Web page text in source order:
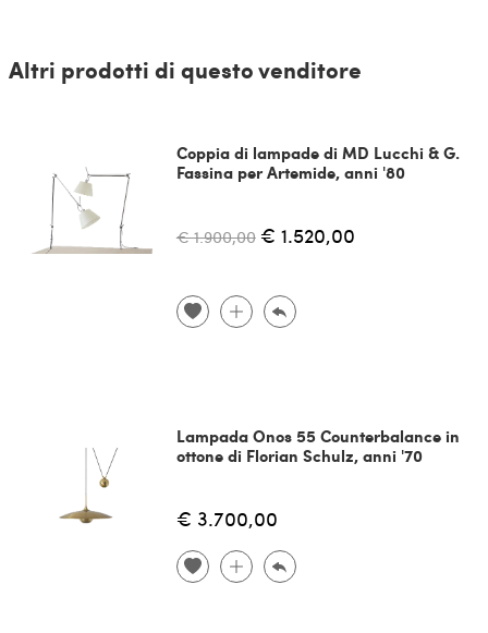
Altri prodotti di questo venditore
Coppia di lampade di MD Lucchi & G.
Fassina per Artemide, anni '80
€ 1.900,00 € 1.520,00
Lampada Onos 55 Counterbalance in
ottone di Florian Schulz, anni '70
€ 3.700,00